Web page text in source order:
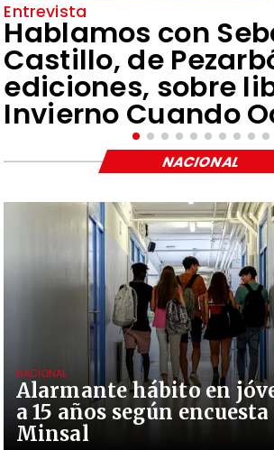
Entrevista
Hablamos con
Castillo, de
ediciones, sobre
Invierno Cuando
Alarmante hábito en
a 15 años según
Minsal
NACIONAL
NACIONAL